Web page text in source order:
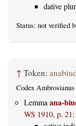
dative
Status: not verified
↑ Token:
Codex
Lemma ana-
WS 1910, p. 21: